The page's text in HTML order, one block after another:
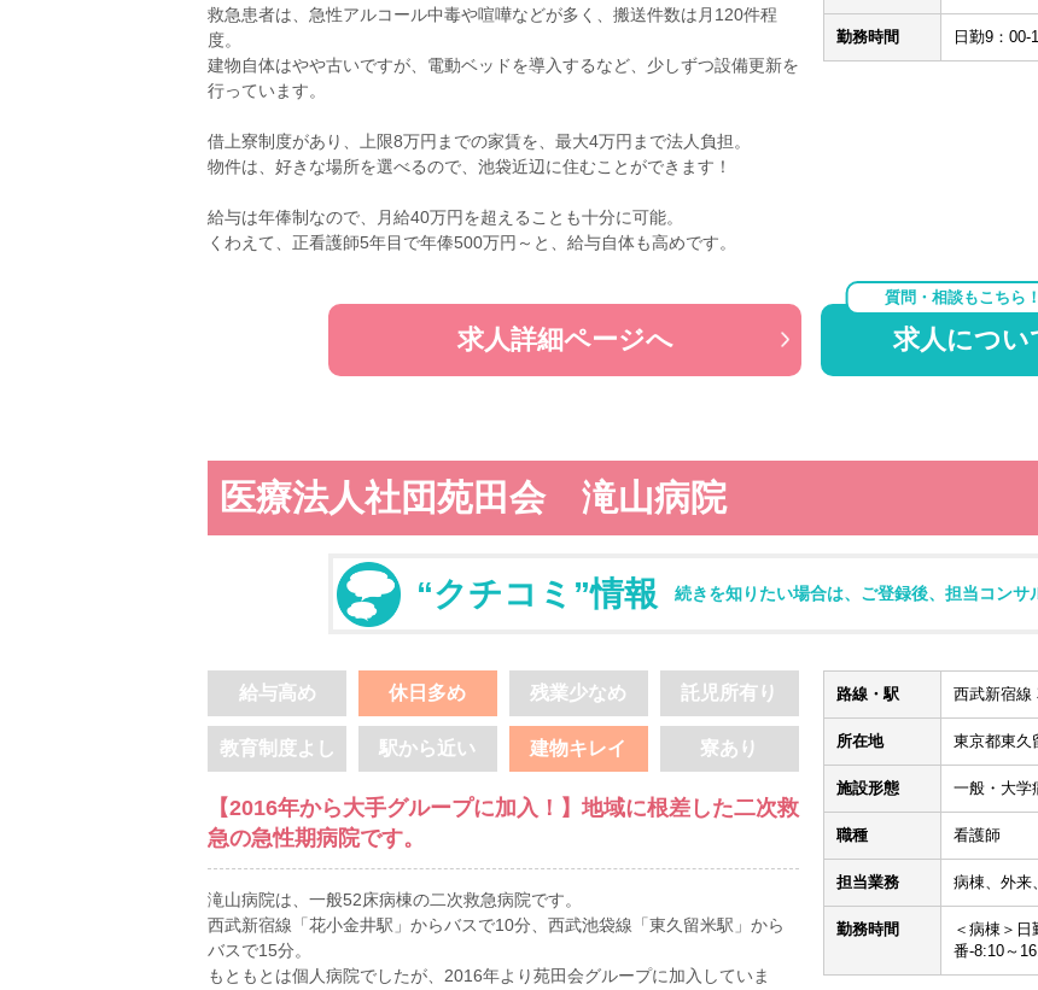
救急患者は、急性アルコール中毒や喧嘩などが多く、搬送件数は月120件程
度。
建物自体はやや古いですが、電動ベッドを導入するなど、少しずつ設備更新を
行っています。
借上寮制度があり、上限8万円までの家賃を、最大4万円まで法人負担。
物件は、好きな場所を選べるので、池袋近辺に住むことができます！
給与は年俸制なので、月給40万円を超えることも十分に可能。
くわえて、正看護師5年目で年俸500万円～と、給与自体も高めです。
勤務時間 日勤9：
求人詳細ページへ
質問・相談もこちら
求人につい
医療法人社団苑田会 滝山病院
“クチコミ”情報 続きを知りたい場合は、ご登録後、担当コンサ
給与高め 休日多め 残業少なめ 託児所有り
教育制度よし 駅から近い 建物キレイ 寮あり
【2016年から大手グループに加入！】地域に根差した二次救
急の急性期病院です。
滝山病院は、一般52床病棟の二次救急病院です。
西武新宿線「花小金井駅」からバスで10分、西武池袋線「東久留米駅」から
バスで15分。
もともとは個人病院でしたが、2016年より苑田会グループに加入していま
路線・駅 西武新宿線
所在地 東京都東久
施設形態 一般・大学
職種 看護師
担当業務 病棟、外来
勤務時間
＜病棟＞
番-8:10～